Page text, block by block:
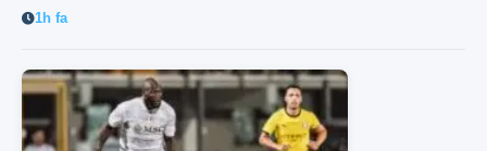
1h fa